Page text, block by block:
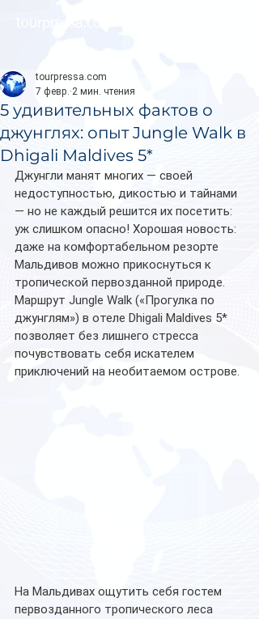
5 удивительных фактов о
джунглях: опыт Jungle Walk в
Dhigali Maldives 5*
tourpressa.com
7 февр. 2 мин. чтения
Джунгли манят многих — своей
недоступностью, дикостью и тайнами
— но не каждый решится их посетить:
уж слишком опасно! Хорошая новость:
даже на комфортабельном резорте
Мальдивов можно прикоснуться к
тропической первозданной природе.
Маршрут Jungle Walk («Прогулка по
джунглям») в отеле Dhigali Maldives 5*
позволяет без лишнего стресса
почувствовать себя искателем
приключений на необитаемом острове.
На Мальдивах ощутить себя гостем
первозданного тропического леса